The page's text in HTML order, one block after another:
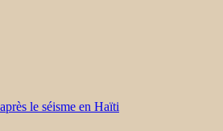
le séisme en Haïti